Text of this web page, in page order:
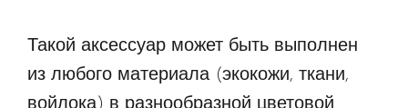
Такой аксессуар может быть выполнен
из любого материала (экокожи, ткани,
войлока) в разнообразной цветовой